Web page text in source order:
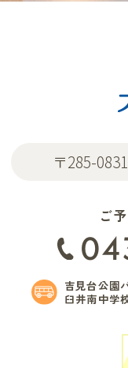
〒285-
ご
吉見台公園
臼井南中学